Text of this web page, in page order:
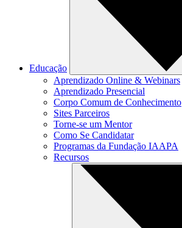
Educação
Aprendizado Online & Webinars
Aprendizado Presencial
Corpo Comum de Conhecimento
Sites Parceiros
Torne-se um Mentor
Como Se Candidatar
Programas da Fundação IAAPA
Recursos